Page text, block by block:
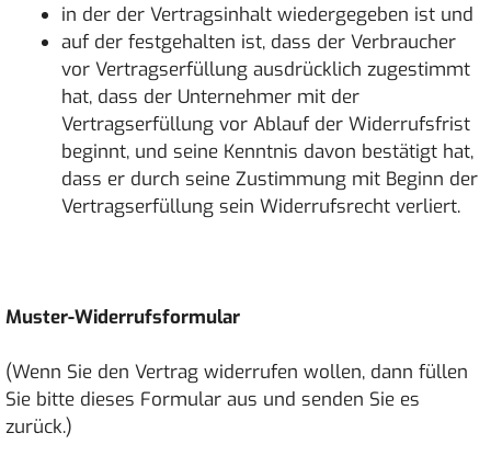
in der der Vertragsinhalt wiedergegeben ist und
auf der festgehalten ist, dass der Verbraucher
vor Vertragserfüllung ausdrücklich zugestimmt
hat, dass der Unternehmer mit der
Vertragserfüllung vor Ablauf der Widerrufsfrist
beginnt, und seine Kenntnis davon bestätigt hat,
dass er durch seine Zustimmung mit Beginn der
Vertragserfüllung sein Widerrufsrecht verliert.
Muster-Widerrufsformular
(Wenn Sie den Vertrag widerrufen wollen, dann füllen
Sie bitte dieses Formular aus und senden Sie es
zurück.)